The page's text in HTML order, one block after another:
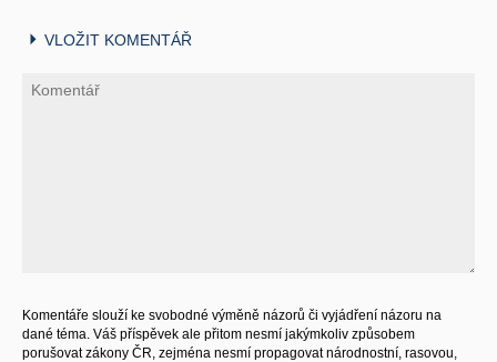
VLOŽIT KOMENTÁŘ
Komentáře slouží ke svobodné výměně názorů či vyjádření názoru na
dané téma. Váš příspěvek ale přitom nesmí jakýmkoliv způsobem
porušovat zákony ČR, zejména nesmí propagovat národnostní, rasovou,